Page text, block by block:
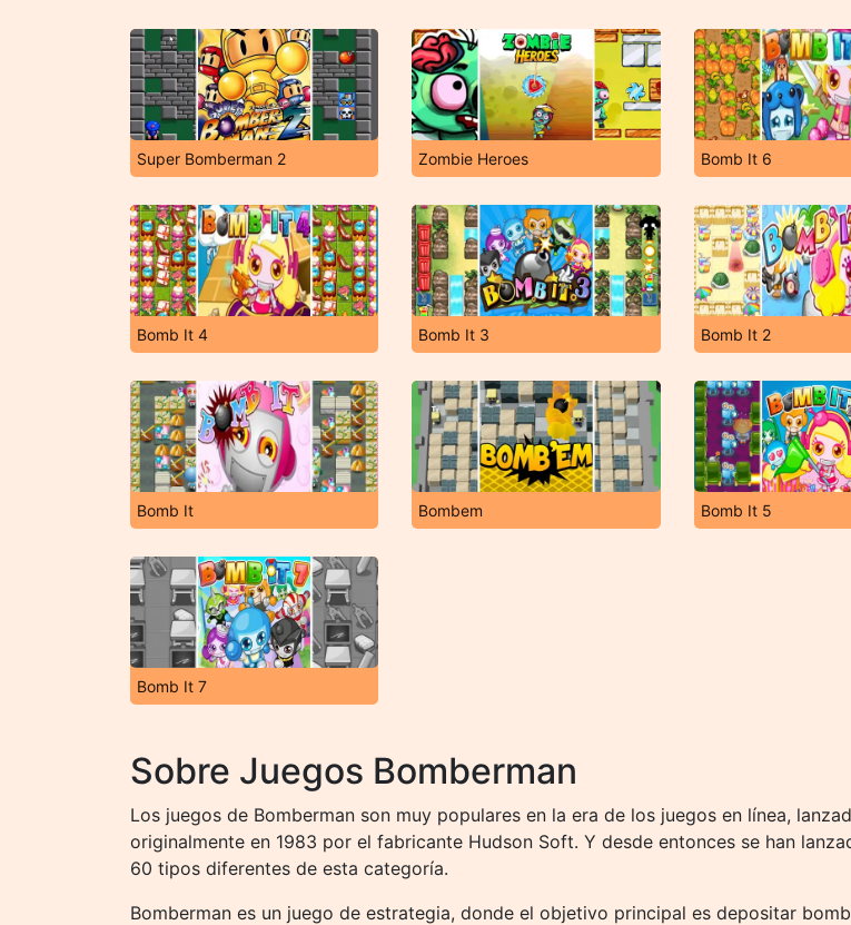
Super Bomberman 2 Zombie Heroes Bomb It 6
Bomb It 4 Bomb It 3 Bomb It 2
Bomb It Bombem Bomb It 5
Bomb It 7
Sobre Juegos Bomberman
Los juegos de Bomberman son muy populares en la era de los juegos en línea,
originalmente en 1983 por el fabricante Hudson Soft. Y desde entonces se han
60 tipos diferentes de esta categoría.
Bomberman es un juego de estrategia, donde el objetivo principal es depositar